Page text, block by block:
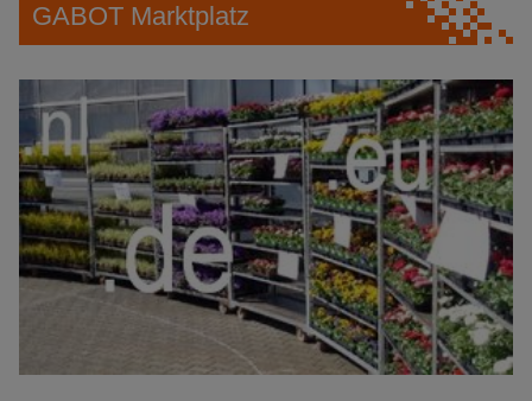
GABOT Marktplatz